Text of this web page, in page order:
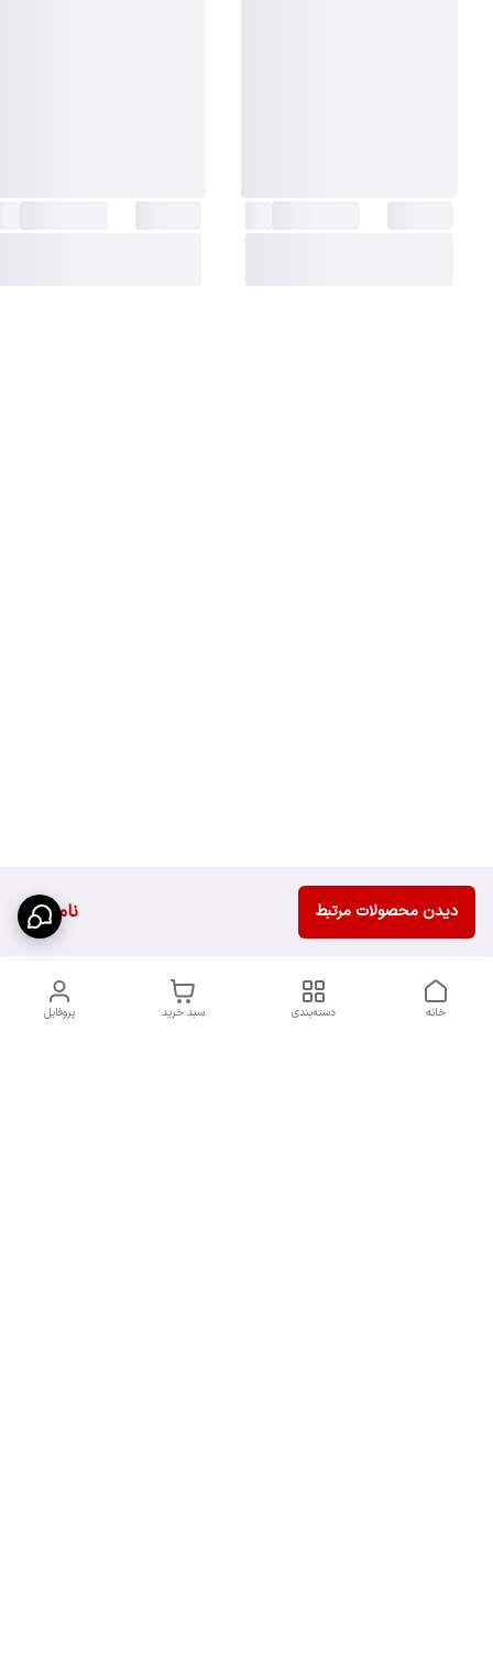
ناموجود دیدن محصولات مرتبط
پروفایل سبد خرید دسته‌بندی خانه